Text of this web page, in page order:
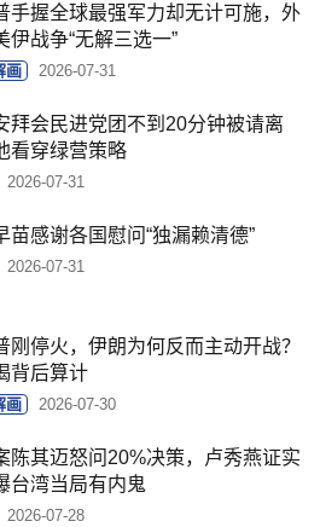
手握全球最强军力却无计可施，外
伊战争“无解三选一”
画 2026-07-31
拜会民进党团不到20分钟被请离
看穿绿营策略
2026-07-31
苗感谢各国慰问“独漏赖清德”
2026-07-31
刚停火，伊朗为何反而主动开战？
背后算计
画 2026-07-30
陈其迈怒问20%决策，卢秀燕证实
台湾当局有内鬼
2026-07-28